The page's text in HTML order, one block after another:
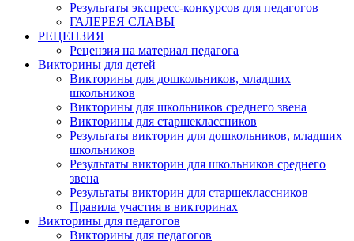
Результаты экспресс-конкурсов для педагогов
ГАЛЕРЕЯ СЛАВЫ
РЕЦЕНЗИЯ
Рецензия на материал педагога
Викторины для детей
Викторины для дошкольников, младших
школьников
Викторины для школьников среднего звена
Викторины для старшеклассников
Результаты викторин для дошкольников, младших
школьников
Результаты викторин для школьников среднего
звена
Результаты викторин для старшеклассников
Правила участия в викторинах
Викторины для педагогов
Викторины для педагогов